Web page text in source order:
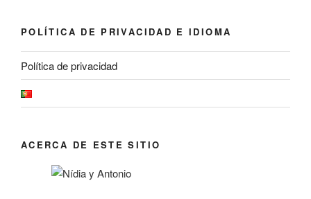
POLÍTICA DE PRIVACIDAD E IDIOMA
Política de privacidad
ACERCA DE ESTE SITIO